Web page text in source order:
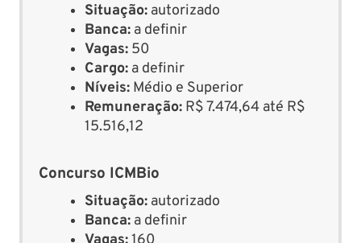
Situação: autorizado
Banca: a definir
Vagas: 50
Cargo: a definir
Níveis: Médio e Superior
Remuneração: R$ 7.474,64 até R$
15.516,12
Concurso ICMBio
Situação: autorizado
Banca: a definir